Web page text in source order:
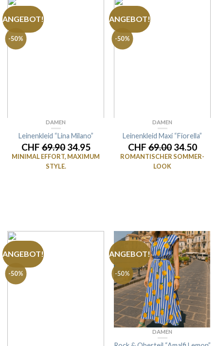
-50%
ANGEBOT!
DAMEN
Leinenkleid “Lina Milano”
CHF69.9034.95
MINIMAL EFFORT, MAXIMUM
STYLE.
-50%
ANGEBOT!
DAMEN
Leinenkleid Maxi “Fiorella”
CHF69.0034.50
ROMANTISCHER SOMMER-
LOOK
-50%
ANGEBOT!
-50%
ANGEBOT!
DAMEN